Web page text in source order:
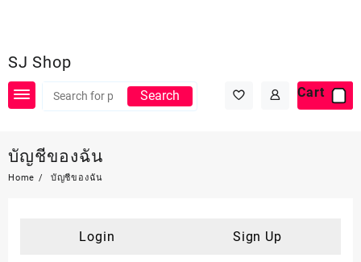
SJ Shop
Search Cart
บัญชีของฉัน
Home บัญชีของฉัน
Login Sign Up